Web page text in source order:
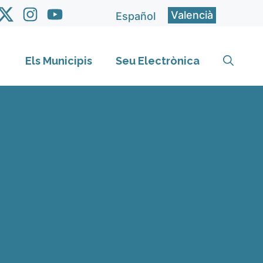
Español Valencià
Els Municipis Seu Electrònica